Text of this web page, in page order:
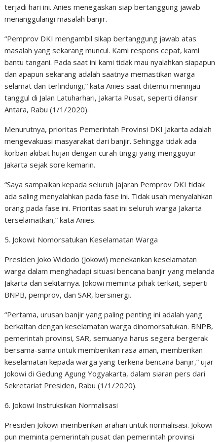
terjadi hari ini. Anies menegaskan siap bertanggung jawab
menanggulangi masalah banjir.
“Pemprov DKI mengambil sikap bertanggung jawab atas
masalah yang sekarang muncul. Kami respons cepat, kami
bantu tangani. Pada saat ini kami tidak mau nyalahkan siapapun
dan apapun sekarang adalah saatnya memastikan warga
selamat dan terlindungi,” kata Anies saat ditemui meninjau
tanggul di Jalan Latuharhari, Jakarta Pusat, seperti dilansir
Antara, Rabu (1/1/2020).
Menurutnya, prioritas Pemerintah Provinsi DKI Jakarta adalah
mengevakuasi masyarakat dari banjir. Sehingga tidak ada
korban akibat hujan dengan curah tinggi yang mengguyur
Jakarta sejak sore kemarin.
“Saya sampaikan kepada seluruh jajaran Pemprov DKI tidak
ada saling menyalahkan pada fase ini. Tidak usah menyalahkan
orang pada fase ini. Prioritas saat ini seluruh warga Jakarta
terselamatkan,” kata Anies.
5. Jokowi: Nomorsatukan Keselamatan Warga
Presiden Joko Widodo (Jokowi) menekankan keselamatan
warga dalam menghadapi situasi bencana banjir yang melanda
Jakarta dan sekitarnya. Jokowi meminta pihak terkait, seperti
BNPB, pemprov, dan SAR, bersinergi.
“Pertama, urusan banjir yang paling penting ini adalah yang
berkaitan dengan keselamatan warga dinomorsatukan. BNPB,
pemerintah provinsi, SAR, semuanya harus segera bergerak
bersama-sama untuk memberikan rasa aman, memberikan
keselamatan kepada warga yang terkena bencana banjir,” ujar
Jokowi di Gedung Agung Yogyakarta, dalam siaran pers dari
Sekretariat Presiden, Rabu (1/1/2020).
6. Jokowi Instruksikan Normalisasi
Presiden Jokowi memberikan arahan untuk normalisasi. Jokowi
pun meminta pemerintah pusat dan pemerintah provinsi